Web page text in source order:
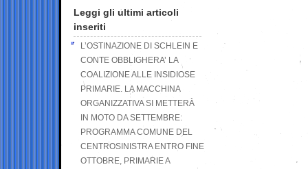
Leggi gli ultimi articoli
inseriti
L’OSTINAZIONE DI SCHLEIN E
CONTE OBBLIGHERA’ LA
COALIZIONE ALLE INSIDIOSE
PRIMARIE. LA MACCHINA
ORGANIZZATIVA SI METTERÀ
IN MOTO DA SETTEMBRE:
PROGRAMMA COMUNE DEL
CENTROSINISTRA ENTRO FINE
OTTOBRE, PRIMARIE A